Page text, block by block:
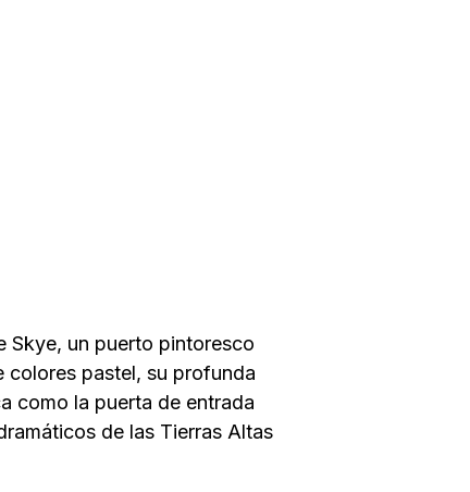
Skye, un puerto pintoresco
colores pastel, su profunda
como la puerta de entrada
de las Tierras Altas